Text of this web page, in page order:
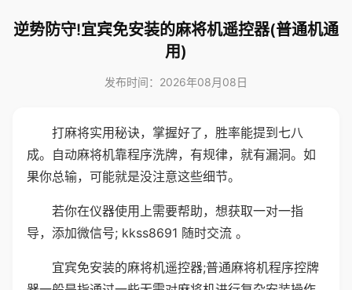
逆势防守!宜宾免安装的麻将机遥控器(普通机通
用)
发布时间：2026年08月08日
打麻将实用秘诀，掌握好了，胜率能提到七八
成。自动麻将机靠程序洗牌，有规律，就有漏洞。如
果你总输，可能就是没注意这些细节。
若你在仪器使用上需要帮助，想获取一对一指
导，添加微信号; kkss8691 随时交流 。
宜宾免安装的麻将机遥控器;普通麻将机程序控牌